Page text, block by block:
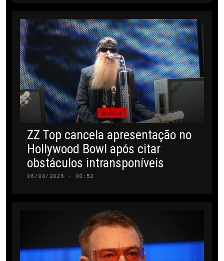
MÚSICA
ZZ Top cancela apresentação no
Hollywood Bowl após citar
obstáculos intransponíveis
06/08/2026 · 08:52